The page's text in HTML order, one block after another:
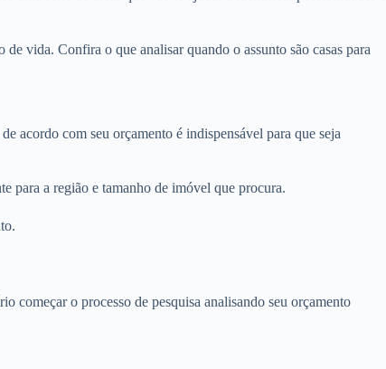
vida. Confira o que analisar quando o assunto são casas para
acordo com seu orçamento é indispensável para que seja
para a região e tamanho de imóvel que procura.
começar o processo de pesquisa analisando seu orçamento